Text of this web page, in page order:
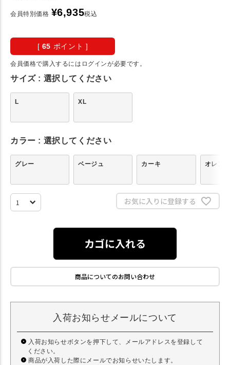
会員特別価格 ¥6,935税込
[ 65 ポイント ]
会員価格で購入するにはログインが必要です。
サイズ 選択してください
L XL
カラー 選択してください
グレー ベージュ カーキ オレンジ
お気に入りに登録する
カゴに入れる
商品についてのお問い合わせ
入荷お知らせメールについて
入荷お知らせボタンを押下して、メールアドレスを登録して
ください。
商品が入荷した際にメールでお知らせいたします。